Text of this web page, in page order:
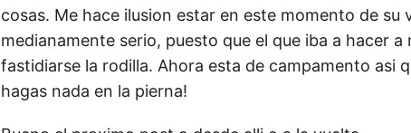
cosas. Me hace ilusion estar en este momento de su
medianamente serio, puesto que el que iba a hacer
fastidiarse la rodilla. Ahora esta de campamento asi
hagas nada en la pierna!